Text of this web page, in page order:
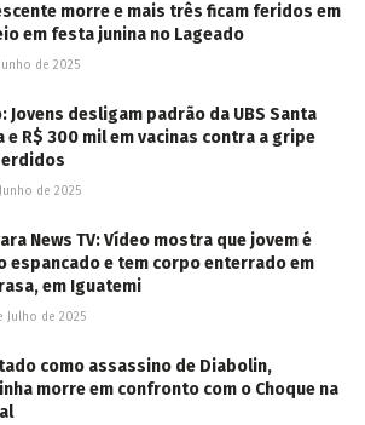
morre e mais três ficam feridos em
em festa junina no Lageado
de 2025
Jovens desligam padrão da UBS Santa
e R$ 300 mil em vacinas contra a gripe
de 2025
News TV: Vídeo mostra que jovem é
espancado e tem corpo enterrado em
em Iguatemi
Julho de 2025
como assassino de Diabolin,
morre em confronto com o Choque na